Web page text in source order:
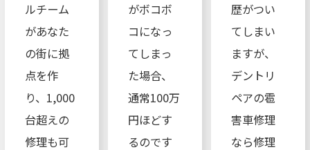
ルチーム
があなた
の街に拠
点を作
り、1,000
台超えの
修理も可
がボコボ
コになっ
てしまっ
た場合、
通常100万
円ほどす
るのです
歴がつい
てしまい
ますが、
デントリ
ペアの雹
害車修理
なら修理